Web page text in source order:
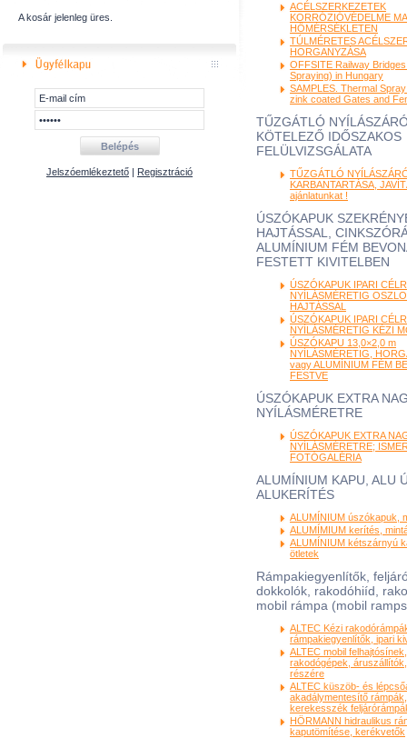
A kosár jelenleg üres.
Jelszóemlékeztető | Regisztráció
ACÉLSZERKEZETEK
KORRÓZIÓVÉDELME
HŐMÉRSÉKLETEN
TÚLMÉRETES
HORGANYZÁSA
OFFSITE Railway
Spraying) in Hungary
SAMPLES. Thermal
zink coated Gates and
TŰZGÁTLÓ
KÖTELEZŐ IDŐSZAKOS
FELÜLVIZSGÁLATA
TŰZGÁTLÓ
KARBANTARTÁSA,
ajánlatunkat !
ÚSZÓKAPUK
HAJTÁSSAL,
ALUMÍNIUM FÉM
FESTETT KIVITELBEN
ÚSZÓKAPUK IPARI
NYÍLÁSMÉRETIG
HAJTÁSSAL
ÚSZÓKAPUK IPARI
NYÍLÁSMÉRETIG KÉZI
ÚSZÓKAPU 13,0×2,0 m
NYÍLÁSMÉRETIG,
vagy ALUMÍNIUM FÉM
FESTVE
ÚSZÓKAPUK EXTRA
NYÍLÁSMÉRETRE
ÚSZÓKAPUK EXTRA
NYÍLÁSMÉRETRE;
FOTÓGALÉRIA
ALUMÍNIUM KAPU, ALU
ALUKERÍTÉS
ALUMÍNIUM úszókapuk,
ALUMÍMIUM kerítés,
ALUMÍNIUM kétszárnyú
ötletek
Rámpakiegyenlítők,
dokkolók, rakodóhiíd,
mobil rámpa (mobil
ALTEC Kézi
rámpakiegyenlítők, ipari
ALTEC mobil
rakodógépek,
részére
ALTEC küszöb- és
akadálymentesítő
kerekesszék
HÖRMANN hidraulikus
kaputömítése, kerékvetők